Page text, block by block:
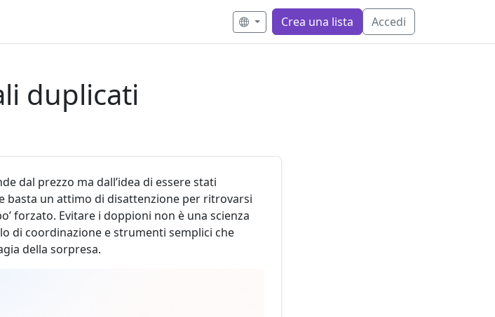
Crea una lista Accedi
duplicati
dal prezzo ma dall’idea di essere stati
basta un attimo di disattenzione per ritrovarsi
forzato. Evitare i doppioni non è una scienza
di coordinazione e strumenti semplici che
della sorpresa.